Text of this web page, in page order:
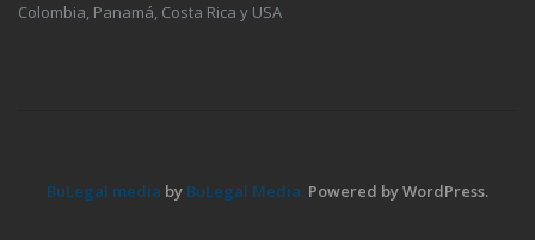
Colombia, Panamá, Costa Rica y USA
BuLegal media by BuLegal Media. Powered by WordPress.